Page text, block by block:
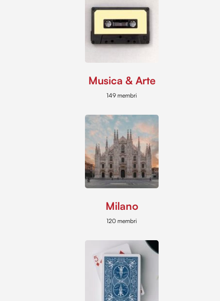
Musica & Arte
149 membri
Milano
120 membri